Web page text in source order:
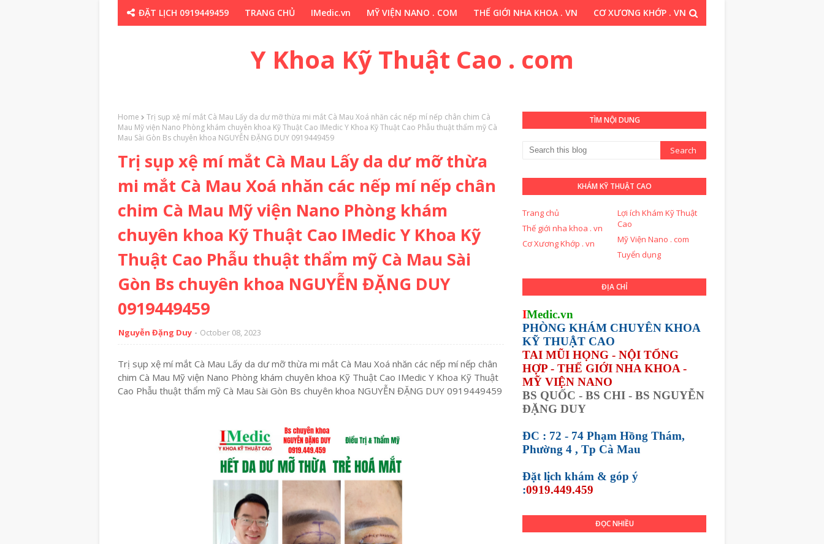
ĐẶT LỊCH 0919449459 TRANG CHỦ IMedic.vn MỸ VIỆN NANO . COM THẾ GIỚI NHA KHOA . VN CƠ XƯƠNG KHỚP . VN
Y Khoa Kỹ Thuật Cao . com
Home
Trị sụp xệ mí mắt Cà Mau Lấy da dư mỡ thừa mi mắt Cà Mau Xoá nhăn các nếp mí nếp chân chim Cà
Mau Mỹ viện Nano Phòng khám chuyên khoa Kỹ Thuật Cao IMedic Y Khoa Kỹ Thuật Cao Phẫu thuật thẩm mỹ Cà
Mau Sài Gòn Bs chuyên khoa NGUYỄN ĐẶNG DUY 0919449459
Trị sụp xệ mí mắt Cà Mau Lấy da dư mỡ thừa
mi mắt Cà Mau Xoá nhăn các nếp mí nếp chân
chim Cà Mau Mỹ viện Nano Phòng khám
chuyên khoa Kỹ Thuật Cao IMedic Y Khoa Kỹ
Thuật Cao Phẫu thuật thẩm mỹ Cà Mau Sài
Gòn Bs chuyên khoa NGUYỄN ĐẶNG DUY
0919449459
Nguyễn Đặng Duy October 08, 2023
Trị sụp xệ mí mắt Cà Mau Lấy da dư mỡ thừa mi mắt Cà Mau Xoá nhăn các nếp mí nếp chân
chim Cà Mau Mỹ viện Nano Phòng khám chuyên khoa Kỹ Thuật Cao IMedic Y Khoa Kỹ Thuật
Cao Phẫu thuật thẩm mỹ Cà Mau Sài Gòn Bs chuyên khoa NGUYỄN ĐẶNG DUY 0919449459
TÌM NỘI DUNG
KHÁM KỸ THUẬT CAO
Trang chủ
Lợi ích Khám Kỹ Thuật
Cao
Thế giới nha khoa . vn
Mỹ Viện Nano . com
Cơ Xương Khớp . vn
Tuyển dụng
ĐỊA CHỈ
IMedic.vn
PHÒNG KHÁM CHUYÊN KHOA
KỸ THUẬT CAO
TAI MŨI HỌNG - NỘI TỔNG
HỢP - THẾ GIỚI NHA KHOA -
MỸ VIỆN NANO
BS QUỐC - BS CHI - BS NGUYỄN
ĐẶNG DUY
ĐC : 72 - 74 Phạm Hồng Thám,
Phường 4 , Tp Cà Mau
Đặt lịch khám & góp ý
:0919.449.459
ĐỌC NHIỀU